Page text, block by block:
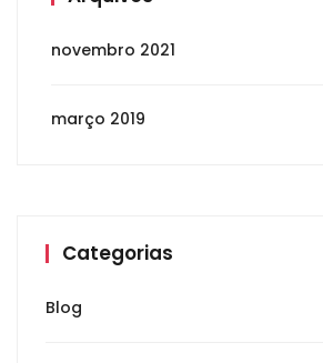
novembro 2021
março 2019
Categorias
Blog